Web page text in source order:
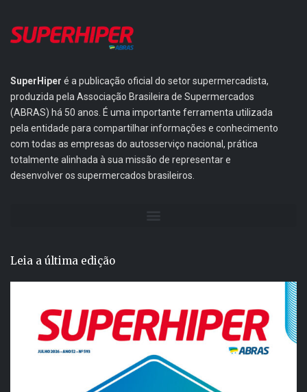
SuperHiper é a publicação oficial do setor supermercadista,
produzida pela Associação Brasileira de Supermercados
(ABRAS) há 50 anos. É uma importante ferramenta utilizada
pela entidade para compartilhar informações e conhecimento
com todas as empresas do autosserviço nacional, prática
totalmente alinhada à sua missão de representar e
desenvolver os supermercados brasileiros.
Leia a última edição